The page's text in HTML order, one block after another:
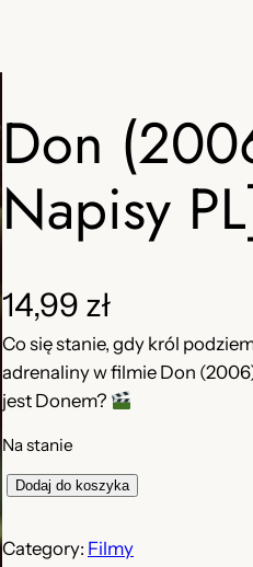
Don
Napisy
14,99 zł
Co się stanie, gdy król
adrenaliny w filmie Don
jest Donem?
Na stanie
l
o
Dodaj do koszyka
Category: Filmy